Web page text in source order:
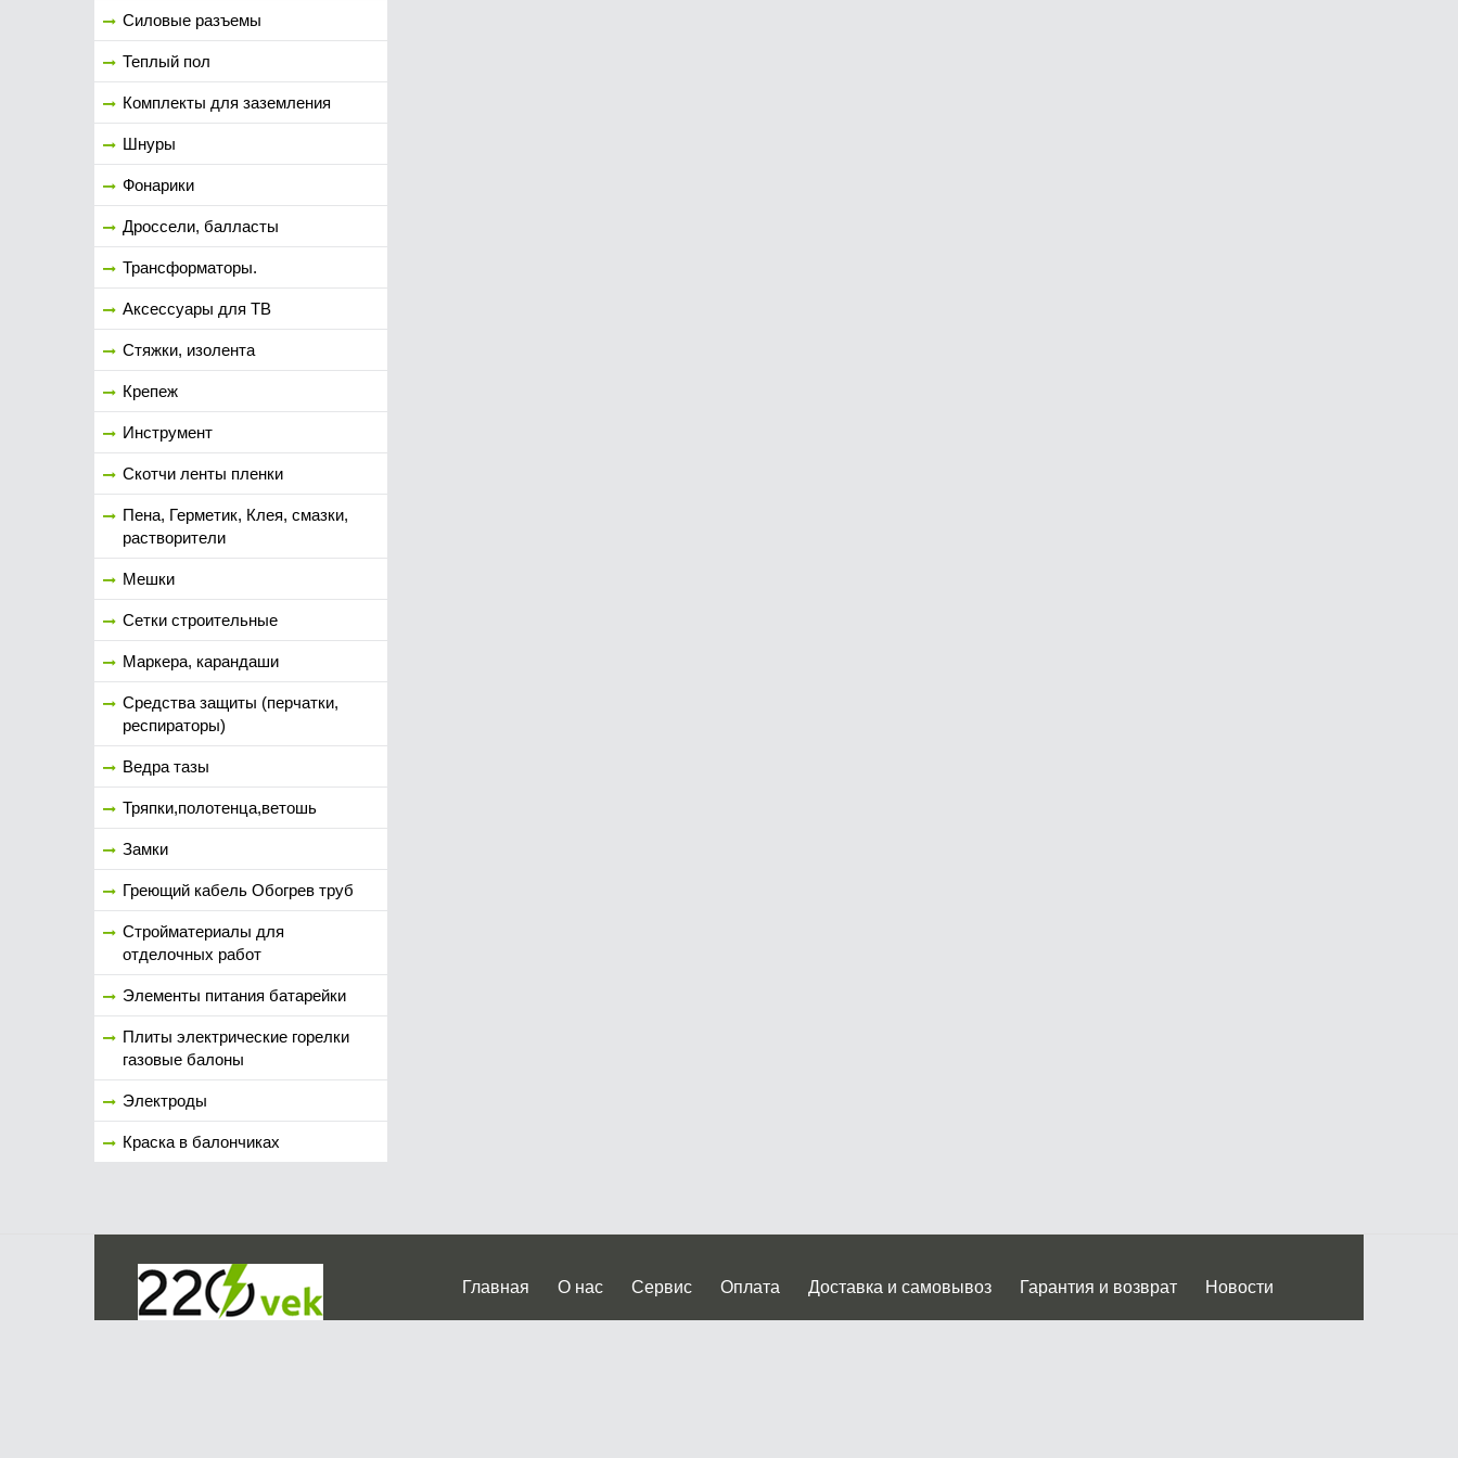
Силовые разъемы
Теплый пол
Комплекты для заземления
Шнуры
Фонарики
Дроссели, балласты
Трансформаторы.
Аксессуары для ТВ
Стяжки, изолента
Крепеж
Инструмент
Скотчи ленты пленки
Пена, Герметик, Клея, смазки,
растворители
Мешки
Сетки строительные
Маркера, карандаши
Средства защиты (перчатки,
респираторы)
Ведра тазы
Тряпки,полотенца,ветошь
Замки
Греющий кабель Обогрев труб
Стройматериалы для
отделочных работ
Элементы питания батарейки
Плиты электрические горелки
газовые балоны
Электроды
Краска в балончиках
Главная О нас Сервис Оплата Доставка и самовывоз Гарантия и возврат Новости